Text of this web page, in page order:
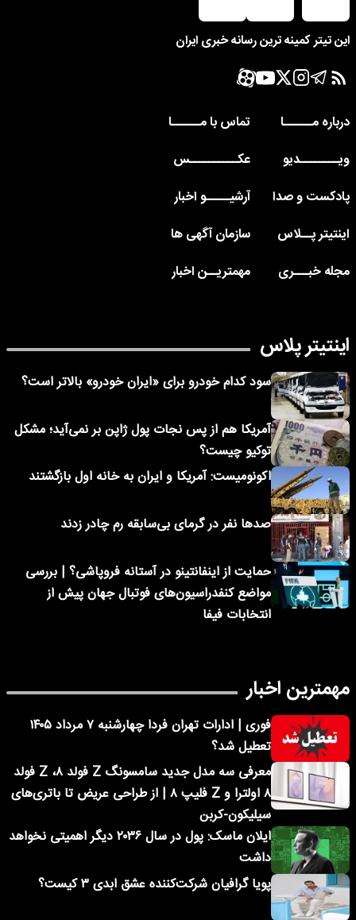
این تیتر کمینه ترین رسانه خبری ایران
درباره مــــــا
تماس با مــــــا
ویــــــــدیو
عکــــــــــس
پادکست و صدا
آرشیـــــو اخبار
اینتیتر پــلاس
سازمان آگهی ها
مجله خبـــری
مهمتریــن اخبار
اینتیتر پلاس
سود کدام خودرو برای «ایران خودرو» بالاتر است؟
آمریکا هم از پس نجات پول ژاپن بر نمی‌آید؛ مشکل
توکیو چیست؟
اکونومیست: آمریکا و ایران به خانه اول بازگشتند
صدها نفر در گرمای بی‌سابقه رم چادر زدند
حمایت از اینفانتینو در آستانه فروپاشی؟ | بررسی
مواضع کنفدراسیون‌های فوتبال جهان پیش از
انتخابات فیفا
مهمترین اخبار
فوری | ادارات تهران فردا چهارشنبه ۷ مرداد ۱۴۰۵
تعطیل شد؟
معرفی سه مدل جدید سامسونگ Z فولد ۸، Z فولد
۸ اولترا و Z فلیپ ۸ | از طراحی عریض تا باتری‌های
سیلیکون-کربن
ایلان ماسک: پول در سال ۲۰۳۶ دیگر اهمیتی نخواهد
داشت
پویا گرافیان شرکت‌کننده عشق ابدی ۳ کیست؟